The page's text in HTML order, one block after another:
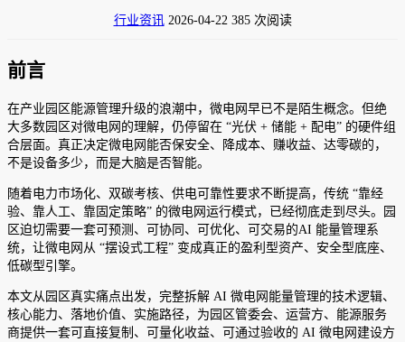
行业资讯 2026-04-22 385 次阅读
前言
在产业园区能源管理升级的浪潮中，微电网早已不是陌生概念。但绝
大多数园区对微电网的理解，仍停留在 “光伏 + 储能 + 配电” 的硬件组
合层面。真正决定微电网能否保安全、降成本、赚收益、达零碳的，
不是设备多少，而是大脑是否智能。
随着电力市场化、双碳考核、供电可靠性要求不断提高，传统 “靠经
验、靠人工、靠固定策略” 的微电网运行模式，已经彻底走到尽头。园
区迫切需要一套可预测、可协同、可优化、可交易的AI 能量管理系
统，让微电网从 “摆设式工程” 变成真正的盈利型资产、安全型底座、
低碳型引擎。
本文从园区真实痛点出发，完整拆解 AI 微电网能量管理的技术逻辑、
核心能力、落地价值、实施路径，为园区管委会、运营方、能源服务
商提供一套可直接复制、可量化收益、可通过验收的 AI 微电网建设方